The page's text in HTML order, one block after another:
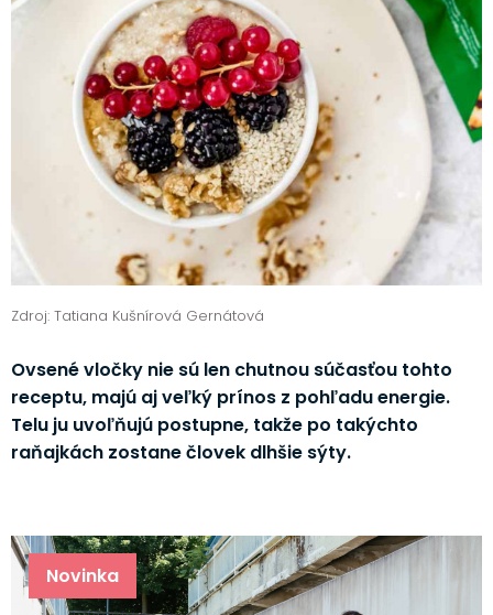
Zdroj: Tatiana Kušnírová Gernátová
Ovsené vločky nie sú len chutnou súčasťou tohto
receptu, majú aj veľký prínos z pohľadu energie.
Telu ju uvoľňujú postupne, takže po takýchto
raňajkách zostane človek dlhšie sýty.
Novinka